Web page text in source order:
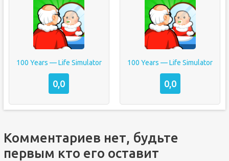
100 Years — Life Simulator
0,0
100 Years — Life Simulator
0,0
Комментариев нет, будьте
первым кто его оставит